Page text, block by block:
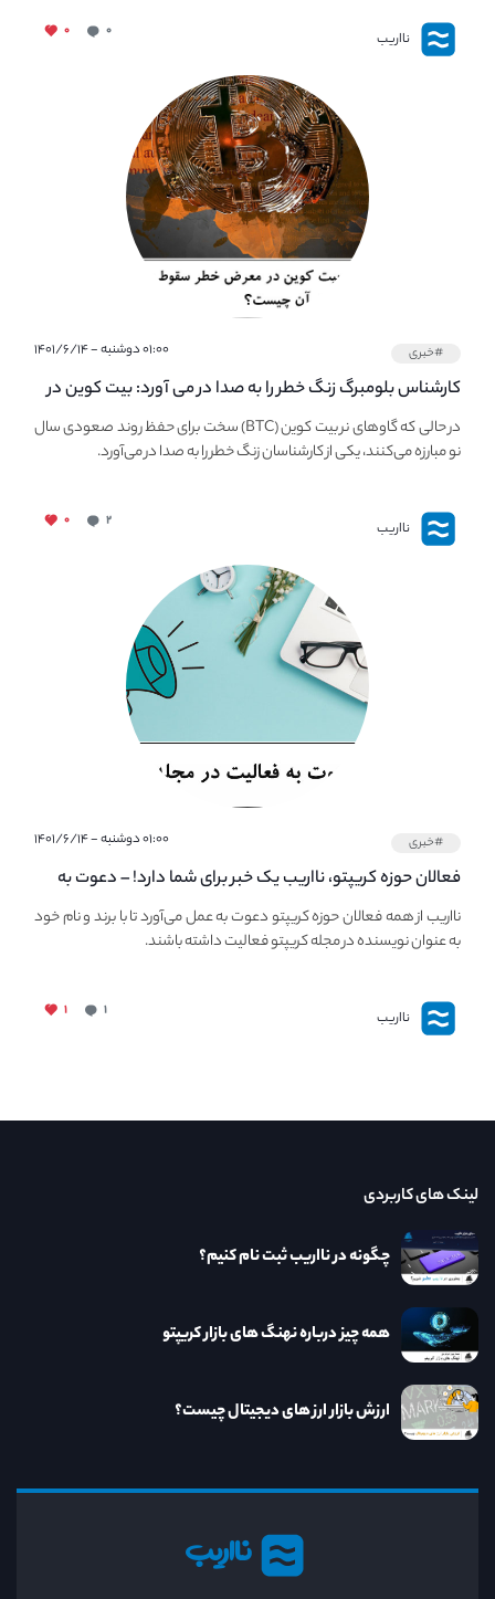
نااریب ۰ ۰
#خبری ۰۱:۰۰ دوشنبه - ۱۴۰۱/۶/۱۴
کارشناس بلومبرگ زنگ خطر را به صدا در می آورد: بیت کوین در
معرض خطر سقوط بزرگ است - دلیل آن چیست؟در حالی که گاوهای نر بیت کوین (BTC) سخت برای حفظ روند صعودی سال
نو مبارزه می‌کنند، یکی از کارشناسان زنگ خطر را به صدا در می‌آورد.
نااریب ۲ ۰
#خبری ۰۱:۰۰ دوشنبه - ۱۴۰۱/۶/۱۴
فعالان حوزه کریپتو، نااریب یک خبر برای شما دارد! – دعوت به
فعالیت در مجله کریپتو
نااریب از همه فعالان حوزه کریپتو دعوت به عمل می‌آورد تا با برند و نام خود
به عنوان نویسنده در مجله کریپتو فعالیت داشته باشند.
نااریب ۱ ۱
نااریب
لینک های کاربردی
چگونه در نااریب ثبت نام کنیم؟
همه چیز درباره نهنگ های بازار کریپتو
ارزش بازار ارز های دیجیتال چیست؟